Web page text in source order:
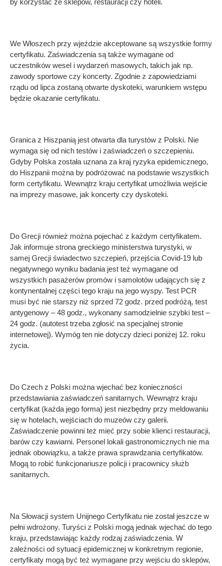
by korzystać ze sklepów, restauracji czy hoteli.
We Włoszech przy wjeździe akceptowane są wszystkie formy
certyfikatu. Zaświadczenia są także wymagane od
uczestników wesel i wydarzeń masowych, takich jak np.
zawody sportowe czy koncerty. Zgodnie z zapowiedziami
rządu od lipca zostaną otwarte dyskoteki, warunkiem wstępu
będzie okazanie certyfikatu.
Granica z Hiszpanią jest otwarta dla turystów z Polski. Nie
wymaga się od nich testów i zaświadczeń o szczepieniu.
Gdyby Polska została uznana za kraj ryzyka epidemicznego,
do Hiszpanii można by podróżować na podstawie wszystkich
form certyfikatu. Wewnątrz kraju certyfikat umożliwia wejście
na imprezy masowe, jak koncerty czy dyskoteki.
Do Grecji również można pojechać z każdym certyfikatem.
Jak informuje strona greckiego ministerstwa turystyki, w
samej Grecji świadectwo szczepień, przejścia Covid-19 lub
negatywnego wyniku badania jest też wymagane od
wszystkich pasażerów promów i samolotów udających się z
kontynentalnej części tego kraju na jego wyspy. Test PCR
musi być nie starszy niż sprzed 72 godz. przed podróżą, test
antygenowy – 48 godz., wykonany samodzielnie szybki test –
24 godz. (autotest trzeba zgłosić na specjalnej stronie
internetowej). Wymóg ten nie dotyczy dzieci poniżej 12. roku
życia.
Do Czech z Polski można wjechać bez konieczności
przedstawiania zaświadczeń sanitarnych. Wewnątrz kraju
certyfikat (każda jego forma) jest niezbędny przy meldowaniu
się w hotelach, wejściach do muzeów czy galerii.
Zaświadczenie powinni też mieć przy sobie klienci restauracji,
barów czy kawiarni. Personel lokali gastronomicznych nie ma
jednak obowiązku, a także prawa sprawdzania certyfikatów.
Mogą to robić funkcjonariusze policji i pracownicy służb
sanitarnych.
Na Słowacji system Unijnego Certyfikatu nie został jeszcze w
pełni wdrożony. Turyści z Polski mogą jednak wjechać do tego
kraju, przedstawiając każdy rodzaj zaświadczenia. W
zależności od sytuacji epidemicznej w konkretnym regionie,
certyfikaty mogą być też wymagane przy wejściu do sklepów,